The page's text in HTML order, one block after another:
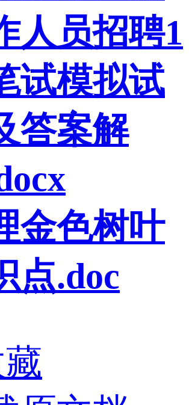
人员招聘1
试模拟试
答案解
金色树叶
点.doc